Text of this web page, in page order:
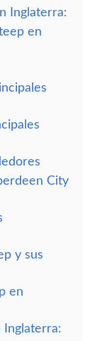
Inglaterra:
en
City
y sus
en
Inglaterra: